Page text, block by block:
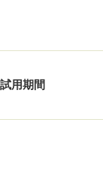
試用期間